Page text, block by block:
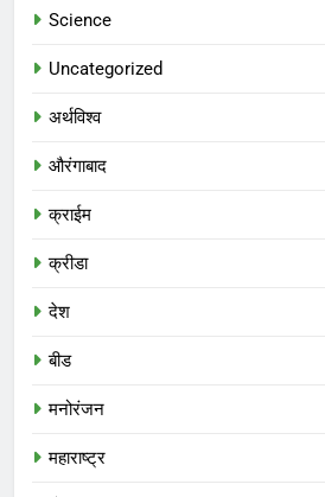
Science
Uncategorized
अर्थविश्व
औरंगाबाद
क्राईम
क्रीडा
देश
बीड
मनोरंजन
महाराष्ट्र